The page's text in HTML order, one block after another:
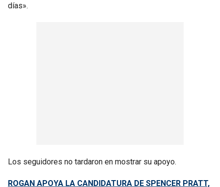
días».
Los seguidores no tardaron en mostrar su apoyo.
ROGAN APOYA LA CANDIDATURA DE SPENCER PRATT,